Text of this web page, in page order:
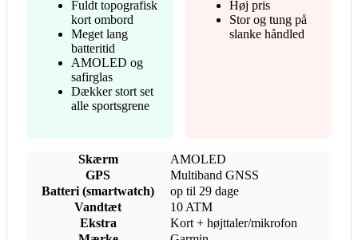
Fuldt topografisk
kort ombord
Meget lang
batteritid
AMOLED og
safirglas
Dækker stort set
alle sportsgrene
Høj pris
Stor og tung på
slanke håndled
Skærm
AMOLED
GPS
Multiband GNSS
Batteri (smartwatch)
op til 29 dage
Vandtæt
10 ATM
Ekstra
Kort + højttaler/mikrofon